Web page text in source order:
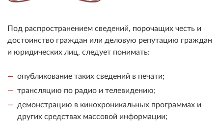
Под распространением сведений, порочащих честь и
достоинство граждан или деловую репутацию граждан
и юридических лиц, следует понимать:
опубликование таких сведений в печати;
трансляцию по радио и телевидению;
демонстрацию в кинохроникальных программах и
других средствах массовой информации;